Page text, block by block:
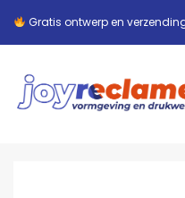
Gratis ontwerp en